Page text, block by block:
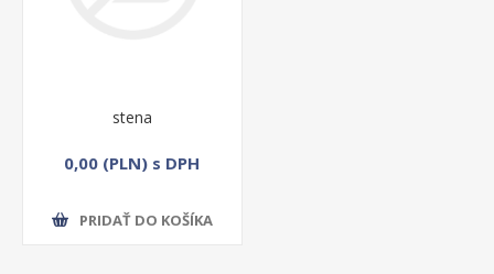
stena
0,00 (PLN) s DPH
PRIDAŤ DO KOŠÍKA